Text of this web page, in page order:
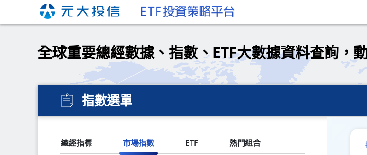
全球重要總經數據、指數、ETF大數據資料查詢，
指數選單
總經指標 市場指數 ETF 熱門組合